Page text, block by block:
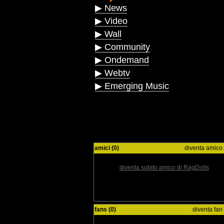
▶ News
▶ Video
▶ Wall
▶ Community
▶ Ondemand
▶ Webtv
▶ Emerging Music
amici (0) diventa amico
diventa subito amico di RagDolls
fans (0) diventa fan